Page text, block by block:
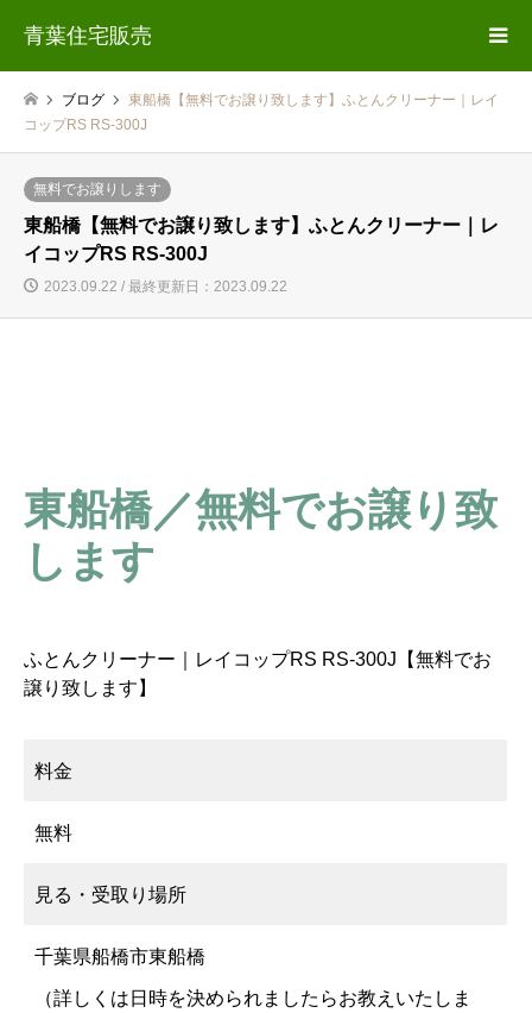
青葉住宅販売
ブログ
東船橋【無料でお譲り致します】ふとんクリーナー｜レイ
コップRS RS-300J
無料でお譲りします
東船橋【無料でお譲り致します】ふとんクリーナー｜レ
イコップRS RS-300J
2023.09.22 / 最終更新日：2023.09.22
東船橋／無料でお譲り致
します
ふとんクリーナー｜レイコップRS RS-300J【無料でお
譲り致します】
料金
無料
見る・受取り場所
千葉県船橋市東船橋
（詳しくは日時を決められましたらお教えいたしま